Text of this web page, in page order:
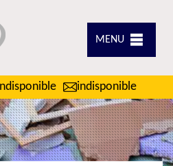
MENU
indisponible